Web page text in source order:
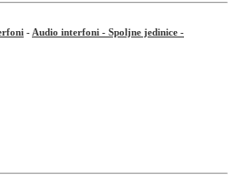
- Audio interfoni - Spoljne jedinice -